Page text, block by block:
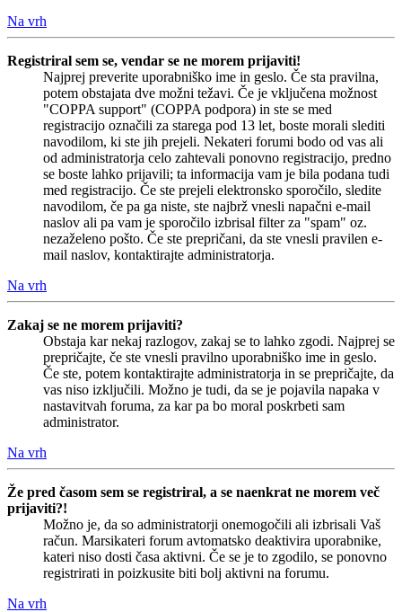
Na vrh
Registriral sem se, vendar se ne morem prijaviti!
Najprej preverite uporabniško ime in geslo. Če sta pravilna,
potem obstajata dve možni težavi. Če je vključena možnost
"COPPA support" (COPPA podpora) in ste se med
registracijo označili za starega pod 13 let, boste morali slediti
navodilom, ki ste jih prejeli. Nekateri forumi bodo od vas ali
od administratorja celo zahtevali ponovno registracijo, predno
se boste lahko prijavili; ta informacija vam je bila podana tudi
med registracijo. Če ste prejeli elektronsko sporočilo, sledite
navodilom, če pa ga niste, ste najbrž vnesli napačni e-mail
naslov ali pa vam je sporočilo izbrisal filter za "spam" oz.
nezaželeno pošto. Če ste prepričani, da ste vnesli pravilen e-
mail naslov, kontaktirajte administratorja.
Na vrh
Zakaj se ne morem prijaviti?
Obstaja kar nekaj razlogov, zakaj se to lahko zgodi. Najprej se
prepričajte, če ste vnesli pravilno uporabniško ime in geslo.
Če ste, potem kontaktirajte administratorja in se prepričajte, da
vas niso izključili. Možno je tudi, da se je pojavila napaka v
nastavitvah foruma, za kar pa bo moral poskrbeti sam
administrator.
Na vrh
Že pred časom sem se registriral, a se naenkrat ne morem več
prijaviti?!
Možno je, da so administratorji onemogočili ali izbrisali Vaš
račun. Marsikateri forum avtomatsko deaktivira uporabnike,
kateri niso dosti časa aktivni. Če se je to zgodilo, se ponovno
registrirati in poizkusite biti bolj aktivni na forumu.
Na vrh